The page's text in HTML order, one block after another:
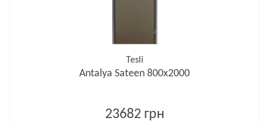
Tesli
Antalya Sateen 800х2000
23682 грн